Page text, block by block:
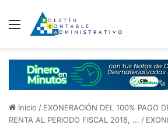
Menú
Inicio / EXONERACIÓN DEL 100% PAGO
RENTA AL PERIODO FISCAL 2018, ... /